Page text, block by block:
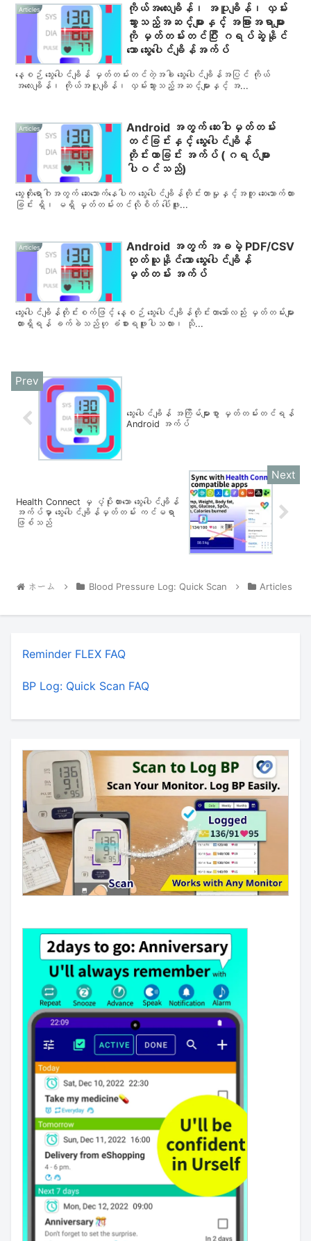
Articles
ကိုယ်အလေးချိန်၊ အပူချိန်၊ လှမ်း
သွားသည့်အဆင့်များနှင့် အခြားအရာများ
ကို မှတ်တမ်းတင်ပြီး ဂရပ်ဆွဲနိုင်
သော သွေးပေါင်ချိန်အက်ပ်
နေ့စဉ် သွေးပေါင်ချိန် မှတ်တမ်းတင်တဲ့အခါ သွေးပေါင်ချိန်အပြင် ကိုယ်
အလေးချိန်၊ ကိုယ်အပူချိန်၊ လှမ်းသွားသည့်အဆင့်များနှင့် အ...
Articles
Android အတွက် ဆေးဝါးမှတ်တမ်း
တင်ခြင်းနှင့် သွေးပေါင်ချိန်
တိုင်းတာခြင်း အက်ပ် (ဂရပ်များ
ပါဝင်သည်)
သွေးတိုးရောဂါအတွက် ဆေးသောက်နေပါက သွေးပေါင်ချိန်တိုင်းတာမှုနှင့်အတူ ဆေးသောက်ထား
ခြင်း ရှိ၊ မရှိ မှတ်တမ်းတင်လိုစိတ် ပေါ်ဖူး...
Articles
Android အတွက် အခမဲ့ PDF/CSV
ထုတ်ယူနိုင်သော သွေးပေါင်ချိန်
မှတ်တမ်း အက်ပ်
သွေးပေါင်ချိန်တိုင်းစက်ဖြင့် နေ့စဉ် သွေးပေါင်ချိန်တိုင်းတာသော်လည်း မှတ်တမ်းများ
ထားရှိရန် ခက်ခဲသည်ဟု ခံစားရဖူးပါသလား၊ သို...
သွေးပေါင်ချိန် အကြိမ်များစွာ မှတ်တမ်းတင်ရန်
Android အက်ပ်
Health Connect မှ ပံ့ပိုးထားသော သွေးပေါင်ချိန်
အက်ပ်မှာ သွေးပေါင်ချိန်မှတ်တမ်း ကင်မရာ
ဖြစ်သည်
ホーム Blood Pressure Log: Quick Scan Articles
Reminder FLEX FAQ
BP Log: Quick Scan FAQ